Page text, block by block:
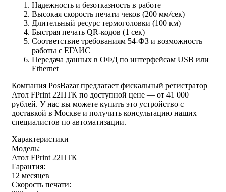
Надежность и безотказность в работе
Высокая скорость печати чеков (200 мм/сек)
Длительный ресурс термоголовки (100 км)
Быстрая печать QR-кодов (1 сек)
Соответствие требованиям 54-ФЗ и возможность
работы с ЕГАИС
Передача данных в ОФД по интерфейсам USB или
Ethernet
Компания PosBazar предлагает фискальный регистратор
Атол FPrint 22ПТК по доступной цене — от 41 000
рублей. У нас вы можете купить это устройство с
доставкой в Москве и получить консультацию наших
специалистов по автоматизации.
Характеристики
Модель:
Атол FPrint 22ПТК
Гарантия:
12 месяцев
Скорость печати: